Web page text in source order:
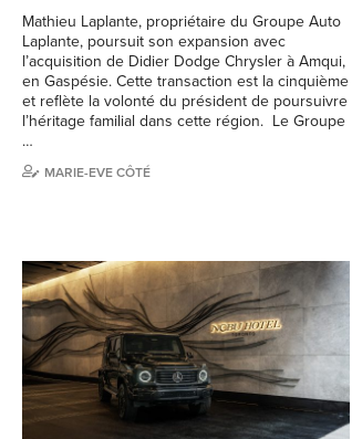
Mathieu Laplante, propriétaire du Groupe Auto
Laplante, poursuit son expansion avec
l’acquisition de Didier Dodge Chrysler à Amqui,
en Gaspésie. Cette transaction est la cinquième
et reflète la volonté du président de poursuivre
l’héritage familial dans cette région. Le Groupe
…
MARIE-EVE CÔTÉ